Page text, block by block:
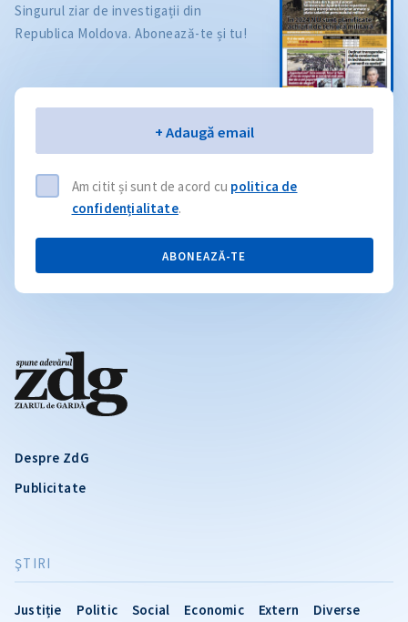
Despre ZdG
Publicitate
ŞTIRI
Justiție Politic Social Economic Extern Diverse
Singurul ziar de investigații din
Republica Moldova. Abonează-te și tu!
+ Adaugă email
Am citit și sunt de acord cu politica de
confidențialitate.
ABONEAZĂ-TE